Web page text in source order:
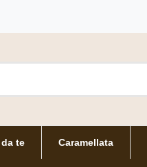
te Caramellata